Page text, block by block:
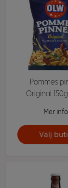
Pommes
Original
Mer info
Välj